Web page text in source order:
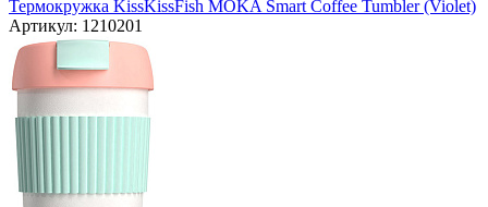
Термокружка KissKissFish MOKA Smart Coffee Tumbler (Violet)
Артикул: 1210201